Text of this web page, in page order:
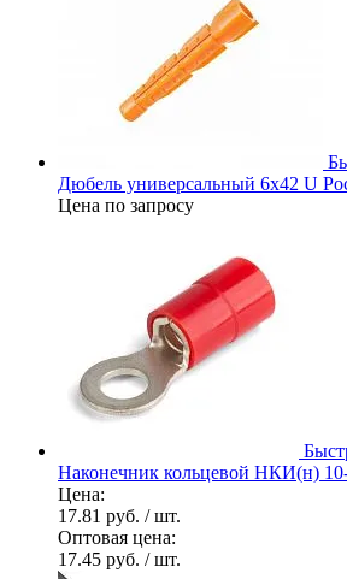
Дюбель универсальный 6х42 U
Цена по запросу
Наконечник кольцевой НКИ(н)
Цена:
17.81 руб. / шт.
Оптовая цена:
17.45 руб. / шт.